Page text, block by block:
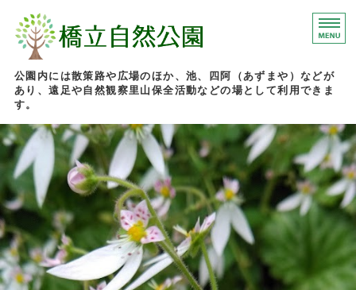
石川県加賀市にある
公園内には散策路や広場のほか、池、四阿（あずまや）などが
あり、遠足や自然観察里山保全活動などの場として利用できま
す。
ホーム
園内マップ
イベント情報
施設案内
お問い合わせ